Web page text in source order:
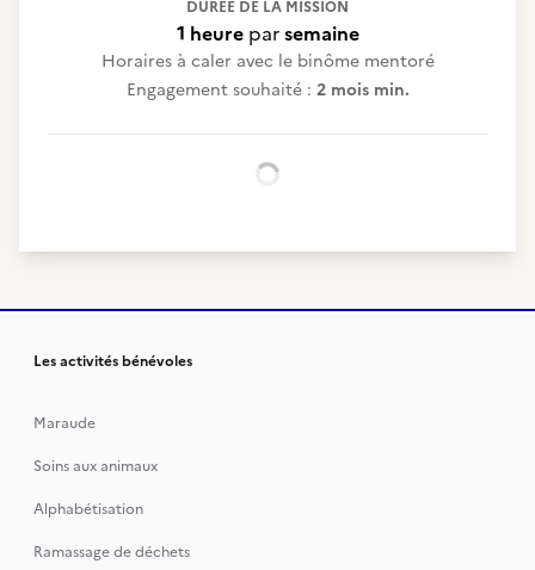
DURÉE DE LA MISSION
1 heureparsemaine
Horaires à caler avec le binôme mentoré
Engagement souhaité : 2 mois min.
Les activités bénévoles
Maraude
Soins aux animaux
Alphabétisation
Ramassage de déchets